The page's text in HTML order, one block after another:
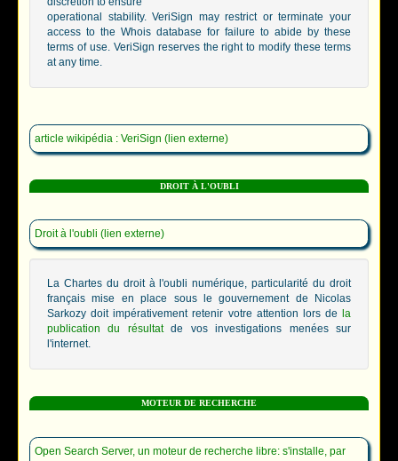
operational stability. VeriSign may restrict or terminate your
access to the Whois database for failure to abide by these
terms of use. VeriSign reserves the right to modify these terms
at any time.
article wikipédia : VeriSign (lien externe)
DROIT À L'OUBLI
Droit à l'oubli (lien externe)
La Chartes du droit à l'oubli numérique, particularité du droit
français mise en place sous le gouvernement de Nicolas
Sarkozy doit impérativement retenir votre attention lors de
la
publication du résultatde vos investigations menées sur
l'internet.
MOTEUR DE RECHERCHE
Open Search Server, un moteur de recherche libre: s'installe, par